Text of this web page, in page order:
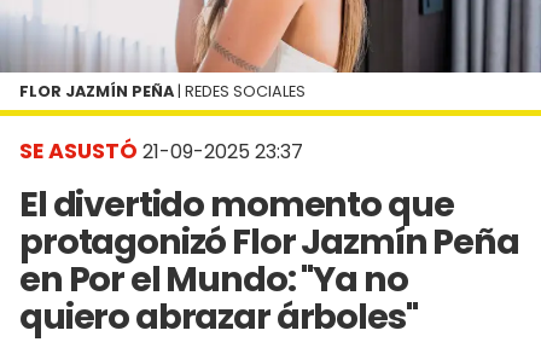
SE ASUSTÓ 21-09-2025 23:37
El divertido momento que
protagonizó Flor Jazmín Peña
en Por el Mundo: "Ya no
quiero abrazar árboles"
FLOR JAZMÍN PEÑA | REDES SOCIALES